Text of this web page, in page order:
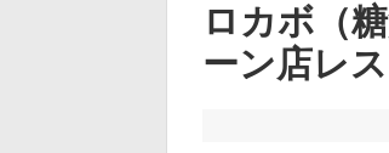
ロカボ（
ーン店レ